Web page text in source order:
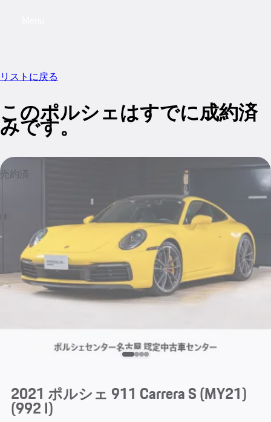
リストに戻る
このポルシェはすでに成約済
みです。
売約済
2021 ポルシェ 911 Carrera S (MY21)
(992 I)